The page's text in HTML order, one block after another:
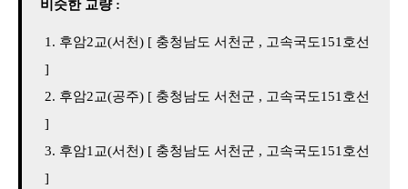
비슷한 교량 :
후암2교(서천) [ 충청남도 서천군 , 고속국도151호선
]
후암2교(공주) [ 충청남도 서천군 , 고속국도151호선
]
후암1교(서천) [ 충청남도 서천군 , 고속국도151호선
]